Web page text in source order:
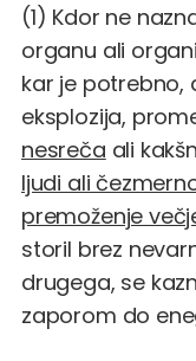
(1) Kdor ne
organu ali
kar je potrebno,
eksplozija,
nesreča ali
ljudi ali
premoženje
storil brez
drugega, se
zaporom do